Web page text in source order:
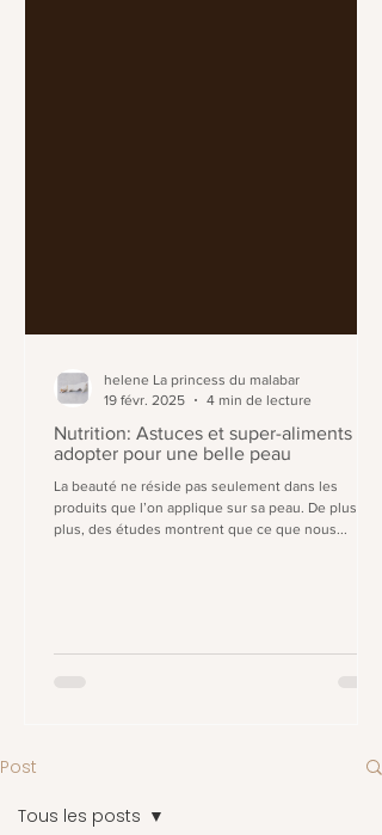
Nutrition: Astuces et super-aliments à
adopter pour une belle peau
La beauté ne réside pas seulement dans les
produits que l’on applique sur sa peau. De plus en
plus, des études montrent que ce que nous...
helene La princess du malabar
19 févr. 2025
4 min de lecture
Post
Tous les posts